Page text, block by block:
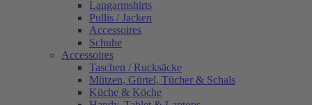
Langarmshirts
Pullis / Jacken
Accessoires
Schuhe
Accessoires
Taschen / Rucksäcke
Mützen, Gürtel, Tücher & Schals
Küche & Köche